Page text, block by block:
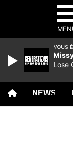
NEWS
VOUS
Lose